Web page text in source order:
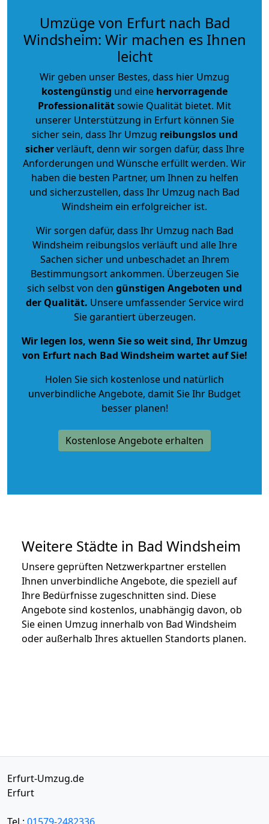
Umzüge von Erfurt nach Bad
Windsheim: Wir machen es Ihnen
leicht
Wir geben unser Bestes, dass hier Umzug
kostengünstig und eine hervorragende
Professionalitätsowie Qualität bietet. Mit
unserer Unterstützung in Erfurt können Sie
sicher sein, dass Ihr Umzug reibungslos und
sicherverläuft, denn wir sorgen dafür, dass Ihre
Anforderungen und Wünsche erfüllt werden. Wir
haben die besten Partner, um Ihnen zu helfen
und sicherzustellen, dass Ihr Umzug nach Bad
Windsheim ein erfolgreicher ist.
Wir sorgen dafür, dass Ihr Umzug nach Bad
Windsheim reibungslos verläuft und alle Ihre
Sachen sicher und unbeschadet an Ihrem
Bestimmungsort ankommen. Überzeugen Sie
sich selbst von den günstigen Angeboten und
der Qualität. Unsere umfassender Service wird
Sie garantiert überzeugen.
Wir legen los, wenn Sie so weit sind, Ihr Umzug
von Erfurt nach Bad Windsheim wartet auf Sie!
Holen Sie sich kostenlose und natürlich
unverbindliche Angebote, damit Sie Ihr Budget
besser planen!
Kostenlose Angebote erhalten
Weitere Städte in Bad Windsheim
Unsere geprüften Netzwerkpartner erstellen
Ihnen unverbindliche Angebote, die speziell auf
Ihre Bedürfnisse zugeschnitten sind. Diese
Angebote sind kostenlos, unabhängig davon, ob
Sie einen Umzug innerhalb von Bad Windsheim
oder außerhalb Ihres aktuellen Standorts planen.
Erfurt-Umzug.de
Erfurt
Tel.: 01579-2482336